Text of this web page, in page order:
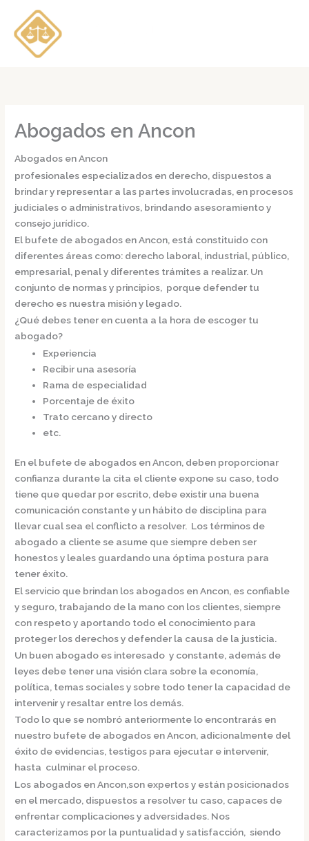
contenido
Abogados en Ancon
Abogados en Ancon
profesionales especializados en derecho, dispuestos a
brindar y representar a las partes involucradas, en procesos
judiciales o administrativos, brindando asesoramiento y
consejo jurídico.
El bufete de abogados en Ancon, está constituido con
diferentes áreas como: derecho laboral, industrial, público,
empresarial, penal y diferentes trámites a realizar. Un
conjunto de normas y principios, porque defender tu
derecho es nuestra misión y legado.
¿Qué debes tener en cuenta a la hora de escoger tu
abogado?
Experiencia
Recibir una asesoría
Rama de especialidad
Porcentaje de éxito
Trato cercano y directo
etc.
En el bufete de abogados en Ancon, deben proporcionar
confianza durante la cita el cliente expone su caso, todo
tiene que quedar por escrito, debe existir una buena
comunicación constante y un hábito de disciplina para
llevar cual sea el conflicto a resolver. Los términos de
abogado a cliente se asume que siempre deben ser
honestos y leales guardando una óptima postura para
tener éxito.
El servicio que brindan los abogados en Ancon, es confiable
y seguro, trabajando de la mano con los clientes, siempre
con respeto y aportando todo el conocimiento para
proteger los derechos y defender la causa de la justicia.
Un buen abogado es interesado y constante, además de
leyes debe tener una visión clara sobre la economía,
política, temas sociales y sobre todo tener la capacidad de
intervenir y resaltar entre los demás.
Todo lo que se nombró anteriormente lo encontrarás en
nuestro bufete de abogados en Ancon, adicionalmente del
éxito de evidencias, testigos para ejecutar e intervenir,
hasta culminar el proceso.
Los abogados en Ancon,son expertos y están posicionados
en el mercado, dispuestos a resolver tu caso, capaces de
enfrentar complicaciones y adversidades. Nos
caracterizamos por la puntualidad y satisfacción, siendo